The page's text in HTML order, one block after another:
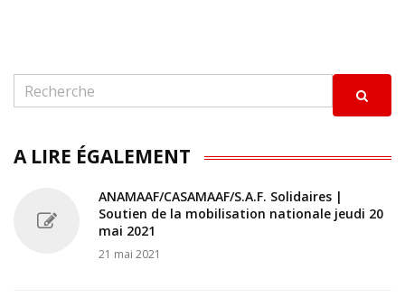
A LIRE ÉGALEMENT
ANAMAAF/CASAMAAF/S.A.F. Solidaires |
Soutien de la mobilisation nationale jeudi 20
mai 2021
21 mai 2021